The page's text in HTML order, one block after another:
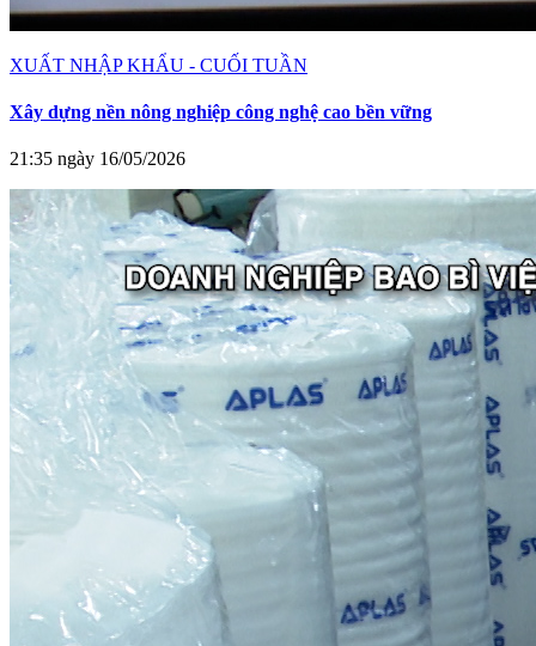
XUẤT NHẬP KHẨU - CUỐI TUẦN
Xây dựng nền nông nghiệp công nghệ cao bền vững
21:35 ngày 16/05/2026